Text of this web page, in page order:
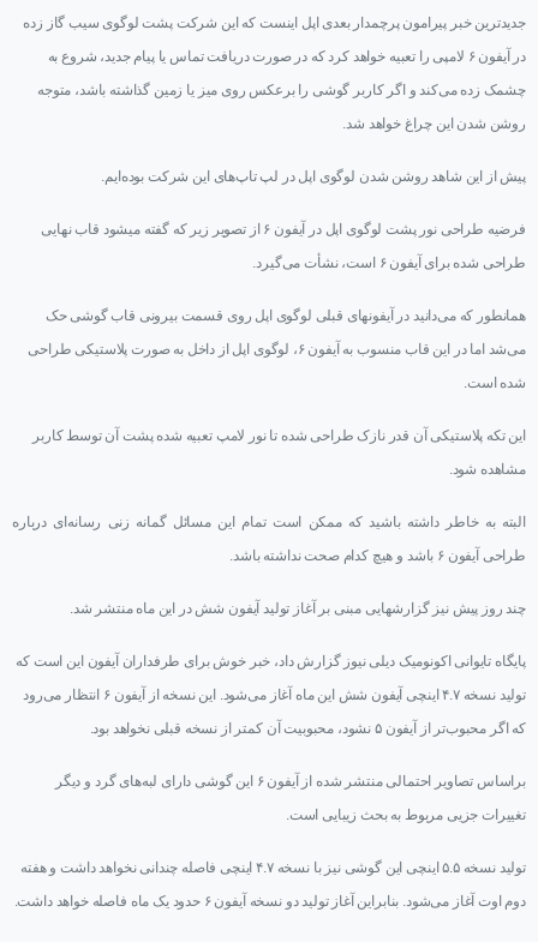
جدیدترین خبر پیرامون پرچمدار بعدی اپل اینست که این شرکت پشت لوگوی سیب گاز زده
در آیفون ۶ لامپی را تعبیه خواهد کرد که در صورت دریافت تماس یا پیام جدید، شروع به
چشمک زده می‌کند و اگر کاربر گوشی را برعکس روی میز یا زمین گذاشته باشد، متوجه
روشن شدن این چراغ خواهد شد.
پیش از این شاهد روشن شدن لوگوی اپل در لپ تاپ‌های این شرکت بوده‌ایم.
فرضیه طراحی نور پشت لوگوی اپل در آیفون ۶ از تصویر زیر که گفته میشود قاب نهایی
طراحی شده برای آیفون ۶ است، نشأت می‌گیرد.
همانطور که می‌دانید در آیفونهای قبلی لوگوی اپل روی قسمت بیرونی قاب گوشی حک
می‌شد اما در این قاب منسوب به آیفون ۶، لوگوی اپل از داخل به صورت پلاستیکی طراحی
شده است.
این تکه پلاستیکی آن قدر نازک طراحی شده تا نور لامپ تعبیه شده پشت آن توسط کاربر
مشاهده شود.
البته به خاطر داشته باشید که ممکن است تمام این مسائل گمانه زنی رسانه‌ای درباره
طراحی آیفون ۶ باشد و هیچ کدام صحت نداشته باشد.
چند روز پیش نیز گزارشهایی مبنی بر آغاز تولید آیفون شش در این ماه منتشر ‌شد.
پایگاه تایوانی اکونومیک دیلی نیوز گزارش داد، خبر خوش برای طرفداران آیفون این است که
تولید نسخه ۴.۷ اینچی آیفون شش این ماه آغاز می‌شود. این نسخه از آیفون ۶ انتظار می‌رود
که اگر محبوب‌تر از آیفون ۵ نشود، محبوبیت آن کمتر از نسخه قبلی نخواهد بود.
براساس تصاویر احتمالی منتشر شده از آیفون ۶ این گوشی دارای لبه‌های گرد و دیگر
تغییرات جزیی مربوط به بحث زیبایی است.
تولید نسخه ۵.۵ اینچی این گوشی نیز با نسخه ۴.۷ اینچی فاصله چندانی نخواهد داشت و هفته
دوم اوت آغاز می‌شود. بنابراین آغاز تولید دو نسخه آیفون ۶ حدود یک ماه فاصله خواهد داشت.